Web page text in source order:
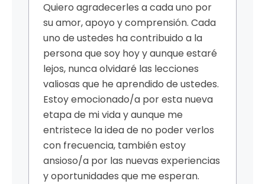
Quiero agradecerles a cada uno por
su amor, apoyo y comprensión. Cada
uno de ustedes ha contribuido a la
persona que soy hoy y aunque estaré
lejos, nunca olvidaré las lecciones
valiosas que he aprendido de ustedes.
Estoy emocionado/a por esta nueva
etapa de mi vida y aunque me
entristece la idea de no poder verlos
con frecuencia, también estoy
ansioso/a por las nuevas experiencias
y oportunidades que me esperan.